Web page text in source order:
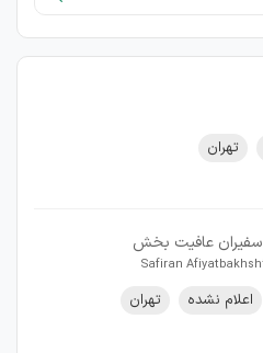
تهران
سفیران عافیت بخش
اعلام نشده تهران